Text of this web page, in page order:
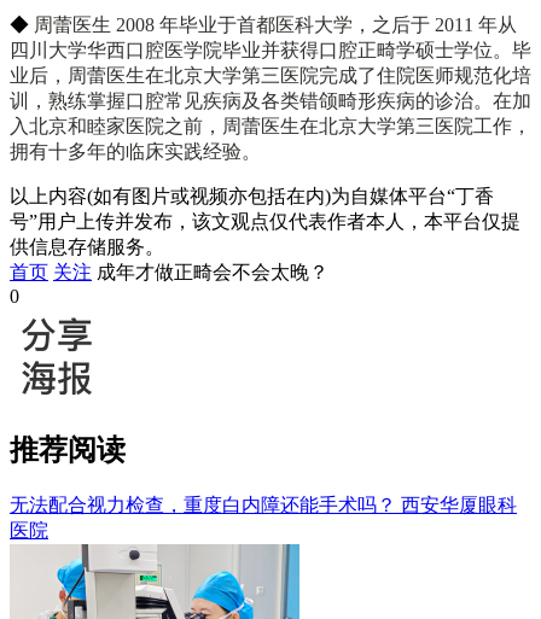
◆ 周蕾医生 2008 年毕业于首都医科大学，之后于 2011 年从
四川大学华西口腔医学院毕业并获得口腔正畸学硕士学位。毕
业后，周蕾医生在北京大学第三医院完成了住院医师规范化培
训，熟练掌握口腔常见疾病及各类错颌畸形疾病的诊治。在加
入北京和睦家医院之前，周蕾医生在北京大学第三医院工作，
拥有十多年的临床实践经验。
以上内容(如有图片或视频亦包括在内)为自媒体平台“丁香
号”用户上传并发布，该文观点仅代表作者本人，本平台仅提
供信息存储服务。
首页 关注 成年才做正畸会不会太晚？
0
推荐阅读
无法配合视力检查，重度白内障还能手术吗？ 西安华厦眼科
医院